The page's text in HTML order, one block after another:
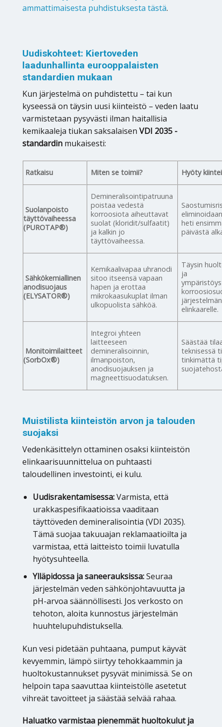
ammattimaisesta puhdistuksesta tästä.
Uudiskohteet: Kiertoveden
laadunhallinta eurooppalaisten
standardien mukaan
Kun järjestelmä on puhdistettu – tai kun
kyseessä on täysin uusi kiinteistö – veden laatu
varmistetaan pysyvästi ilman haitallisia
kemikaaleja tiukan saksalaisen VDI 2035 -
standardin mukaisesti:
Ratkaisu Miten se toimii? Hyöty
Suolanpoisto
täyttövaiheessa
(PUROTAP®)
Demineralisointipatruuna
poistaa vedestä
korroosiota aiheuttavat
suolat (kloridit/sulfaatit)
ja kalkin jo
täyttövaiheessa.
heti
päivästä
Sähkökemiallinen
anodisuojaus
(ELYSATOR®)
Kemikaalivapaa uhranodi
sitoo itseensä vapaan
hapen ja erottaa
mikrokaasukuplat ilman
ulkopuolista sähköä.
Täysin
ja
järjestelmän
elinkaarelle.
Monitoimilaitteet
(SorbOx®)
Integroi yhteen
laitteeseen
demineralisoinnin,
ilmanpoiston,
anodisuojauksen ja
magneettisuodatuksen.
Säästää
teknisessä
tinkimättä
Muistilista kiinteistön arvon ja talouden
suojaksi
Vedenkäsittelyn ottaminen osaksi kiinteistön
elinkaarisuunnittelua on puhtaasti
taloudellinen investointi, ei kulu.
Uudisrakentamisessa:Varmista, että
urakkaspesifikaatioissa vaaditaan
täyttöveden demineralisointia (VDI 2035).
Tämä suojaa takuuajan reklamaatioilta ja
varmistaa, että laitteisto toimii luvatulla
hyötysuhteella.
Ylläpidossa ja saneerauksissa:Seuraa
järjestelmän veden sähkönjohtavuutta ja
pH-arvoa säännöllisesti. Jos verkosto on
tehoton, aloita kunnostus järjestelmän
huuhtelupuhdistuksella.
Kun vesi pidetään puhtaana, pumput käyvät
kevyemmin, lämpö siirtyy tehokkaammin ja
huoltokustannukset pysyvät minimissä. Se on
helpoin tapa saavuttaa kiinteistölle asetetut
vihreät tavoitteet ja säästää selvää rahaa.
Haluatko varmistaa pienemmät huoltokulut ja